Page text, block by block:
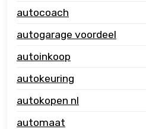
autocoach
autogarage voordeel
autoinkoop
autokeuring
autokopen nl
automaat